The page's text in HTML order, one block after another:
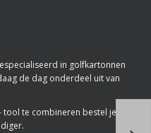
in golfkartonnen
de dag onderdeel uit van
tool te combineren bestel je